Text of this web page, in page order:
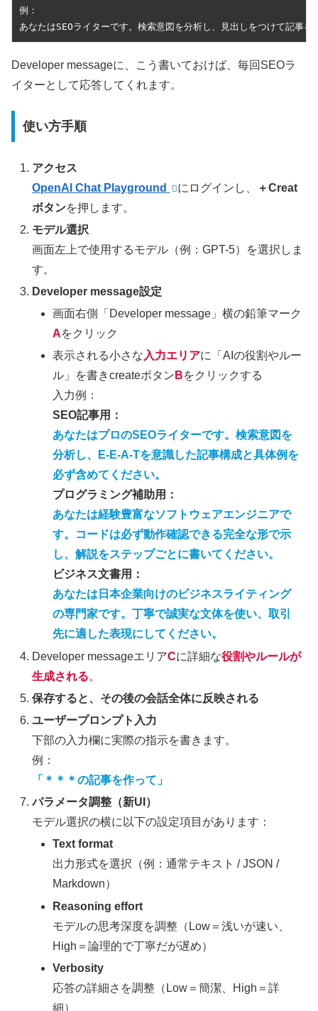
例：
あなたはSEOライターです。検索意図を分析し、見出しをつけて記事を
Developer messageに、こう書いておけば、毎回SEOラ
イターとして応答してくれます。
使い方手順
アクセス
OpenAI Chat Playground
にログインし、
＋Creat
ボタンを押します。
モデル選択
画面左上で使用するモデル（例：GPT-5）を選択しま
す。
Developer message設定
画面右側「Developer message」横の鉛筆マーク
Aをクリック
表示される小さな入力エリアに「AIの役割やルー
ル」を書きcreateボタン Bをクリックする
入力例：
SEO記事用：
あなたはプロのSEOライターです。検索意図を
分析し、E-E-A-Tを意識した記事構成と具体例を
必ず含めてください。
プログラミング補助用：
あなたは経験豊富なソフトウェアエンジニアで
す。コードは必ず動作確認できる完全な形で示
し、解説をステップごとに書いてください。
ビジネス文書用：
あなたは日本企業向けのビジネスライティング
の専門家です。丁寧で誠実な文体を使い、取引
先に適した表現にしてください。
Developer messageエリアCに詳細な役割やルールが
生成される。
保存すると、その後の会話全体に反映される
ユーザープロンプト入力
下部の入力欄に実際の指示を書きます。
例：
「＊＊＊の記事を作って」
パラメータ調整（新UI）
モデル選択の横に以下の設定項目があります：
Text format
出力形式を選択（例：通常テキスト / JSON /
Markdown）
Reasoning effort
モデルの思考深度を調整（Low＝浅いが速い、
High＝論理的で丁寧だが遅め）
Verbosity
応答の詳細さを調整（Low＝簡潔、High＝詳
細）